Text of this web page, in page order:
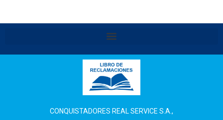
CONQUISTADORES REAL SERVICE S.A.,